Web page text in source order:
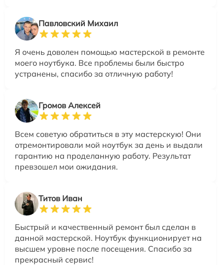
Павловский Михаил
Я очень доволен помощью мастерской в ремонте
моего ноутбука. Все проблемы были быстро
устранены, спасибо за отличную работу!
Громов Алексей
Всем советую обратиться в эту мастерскую! Они
отремонтировали мой ноутбук за день и выдали
гарантию на проделанную работу. Результат
превзошел мои ожидания.
Титов Иван
Быстрый и качественный ремонт был сделан в
данной мастерской. Ноутбук функционирует на
высшем уровне после посещения. Спасибо за
прекрасный сервис!